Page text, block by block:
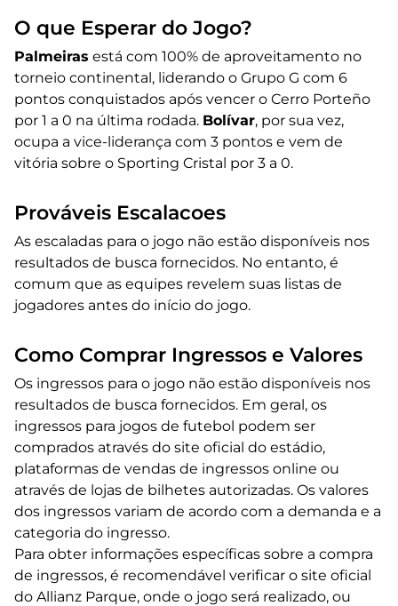
O que Esperar do Jogo?
Palmeiras está com 100% de aproveitamento no
torneio continental, liderando o Grupo G com 6
pontos conquistados após vencer o Cerro Porteño
por 1 a 0 na última rodada. Bolívar, por sua vez,
ocupa a vice-liderança com 3 pontos e vem de
vitória sobre o Sporting Cristal por 3 a 0.
Prováveis Escalacoes
As escaladas para o jogo não estão disponíveis nos
resultados de busca fornecidos. No entanto, é
comum que as equipes revelem suas listas de
jogadores antes do início do jogo.
Como Comprar Ingressos e Valores
Os ingressos para o jogo não estão disponíveis nos
resultados de busca fornecidos. Em geral, os
ingressos para jogos de futebol podem ser
comprados através do site oficial do estádio,
plataformas de vendas de ingressos online ou
através de lojas de bilhetes autorizadas. Os valores
dos ingressos variam de acordo com a demanda e a
categoria do ingresso.
Para obter informações específicas sobre a compra
de ingressos, é recomendável verificar o site oficial
do Allianz Parque, onde o jogo será realizado, ou